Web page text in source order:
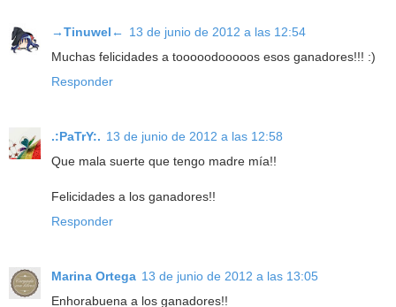
→Tinuwel← 13 de junio de 2012 a las 12:54
Muchas felicidades a tooooodooooos esos ganadores!!! :)
Responder
.:PaTrY:. 13 de junio de 2012 a las 12:58
Que mala suerte que tengo madre mía!!
Felicidades a los ganadores!!
Responder
Marina Ortega 13 de junio de 2012 a las 13:05
Enhorabuena a los ganadores!!